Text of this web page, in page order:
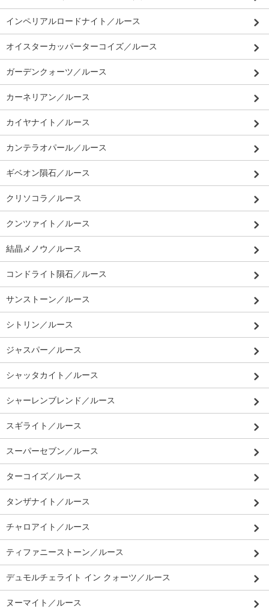
インペリアルロードナイト／ルース
オイスターカッパーターコイズ／ルース
ガーデンクォーツ／ルース
カーネリアン／ルース
カイヤナイト／ルース
カンテラオパール／ルース
ギベオン隕石／ルース
クリソコラ／ルース
クンツァイト／ルース
結晶メノウ／ルース
コンドライト隕石／ルース
サンストーン／ルース
シトリン／ルース
ジャスパー／ルース
シャッタカイト／ルース
シャーレンブレンド／ルース
スギライト／ルース
スーパーセブン／ルース
ターコイズ／ルース
タンザナイト／ルース
チャロアイト／ルース
ティファニーストーン／ルース
デュモルチェライト イン クォーツ／ルース
ヌーマイト／ルース